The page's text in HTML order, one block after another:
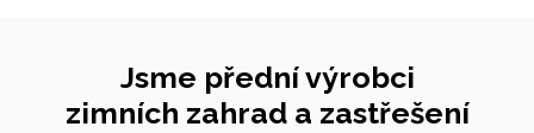
Jsme přední výrobci
zimních zahrad a zastřešení